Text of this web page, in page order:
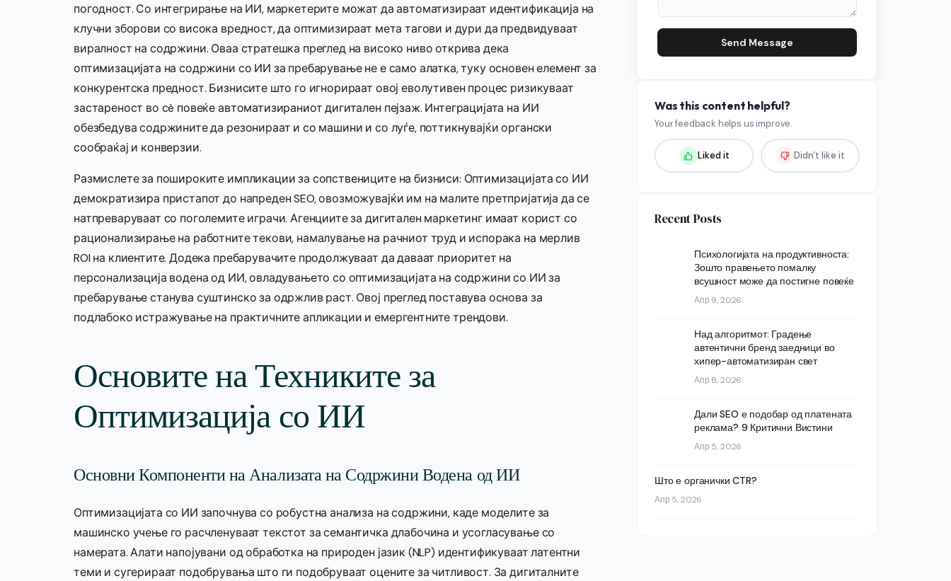
погодност. Со интегрирање на ИИ, маркетерите можат да автоматизираат идентификација на
клучни зборови со висока вредност, да оптимизираат мета тагови и дури да предвидуваат
виралност на содржини. Оваа стратешка преглед на високо ниво открива дека
оптимизацијата на содржини со ИИ за пребарување не е само алатка, туку основен елемент за
конкурентска предност. Бизнисите што го игнорираат овој еволутивен процес ризикуваат
застареност во сè повеќе автоматизираниот дигитален пејзаж. Интеграцијата на ИИ
обезбедува содржините да резонираат и со машини и со луѓе, поттикнувајќи органски
сообраќај и конверзии.
Размислете за пошироките импликации за сопствениците на бизниси: Оптимизацијата со ИИ
демократизира пристапот до напреден SEO, овозможувајќи им на малите претпријатија да се
натпреваруваат со поголемите играчи. Агенциите за дигитален маркетинг имаат корист со
рационализирање на работните текови, намалување на рачниот труд и испорака на мерлив
ROI на клиентите. Додека пребарувачите продолжуваат да даваат приоритет на
персонализација водена од ИИ, овладувањето со оптимизацијата на содржини со ИИ за
пребарување станува суштинско за одржлив раст. Овој преглед поставува основа за
подлабоко истражување на практичните апликации и емергентните трендови.
Основите на Техниките за
Оптимизација со ИИ
Основни Компоненти на Анализата на Содржини Водена од ИИ
Оптимизацијата со ИИ започнува со робустна анализа на содржини, каде моделите за
машинско учење го расчленуваат текстот за семантичка длабочина и усогласување со
намерата. Алати напојувани од обработка на природен јазик (NLP) идентификуваат латентни
теми и сугерираат подобрувања што ги подобруваат оцените за читливост. За дигиталните
Send Message
Was this content helpful?
Your feedback helps us improve.
Liked it Didn't like it
Recent Posts
Психологијата на продуктивноста:
Зошто правењето помалку
всушност може да постигне повеќе
Апр 9, 2026
Над алгоритмот: Градење
автентични бренд заедници во
хипер-автоматизиран свет
Апр 8, 2026
Дали SEO е подобар од платената
реклама? 9 Критични Вистини
Апр 5, 2026
Што е органички CTR?
Апр 5, 2026